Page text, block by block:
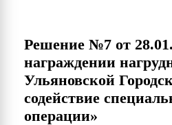
Решение №7 от
награждении
Ульяновской
содействие
операции»